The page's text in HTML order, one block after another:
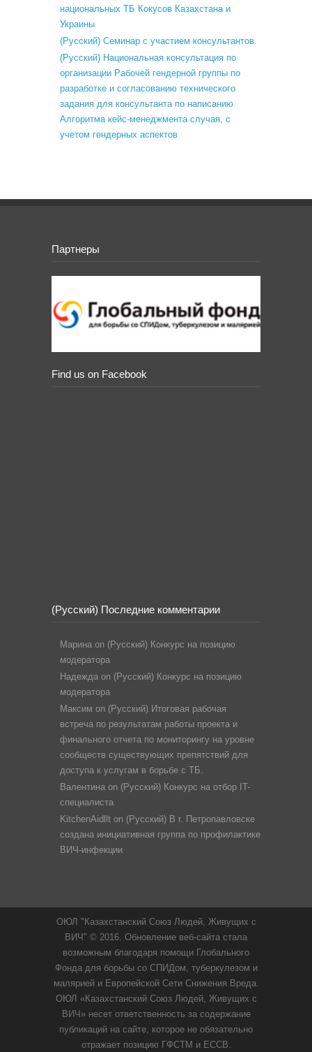
национальных ТБ Кокусов Казахстана и
Украины
(Русский) Семинар с участием консультантов
(Русский) Национальная консультация по
организации Рабочей гендерной группы по
разработке и согласованию технического
задания для консультанта по написанию
Алгоритма кейс-менеджмента случая, с
учетом гендерных аспектов
Партнеры
Find us on Facebook
(Русский) Последние комментарии
Марина on (Русский) Конкурс на позицию
модератора
Надежда on (Русский) Конкурс на позицию
модератора
Максим on (Русский) Итоговая рабочая
встреча по результатам работы проекта и
финального отчета по мониторингу на уровне
сообществ существующих препятствий для
доступа к услугам в борьбе с ТБ.
Валентина on (Русский) Конкурс на отбор IT-
специалиста
KitchenAidllt on (Русский) В г. Петропавловске
создана инициативная группа по профилактике
ВИЧ-инфекции
ОЮЛ "Казахстанский Союз Людей, Живущих с
ВИЧ" © 2016. Обновление веб-сайта стала
возможным благодаря помощи Глобального
Фонда для борьбы со СПИДом, туберкулезом и
малярией и Европейской Сети Снижения Вреда.
ОЮЛ «Казахстанский Союз Людей, Живущих с
ВИЧ» несет ответственность за содержание
публикаций на сайте, которое не обязательно
отражает позицию ГФСТМ и ЕССВ.